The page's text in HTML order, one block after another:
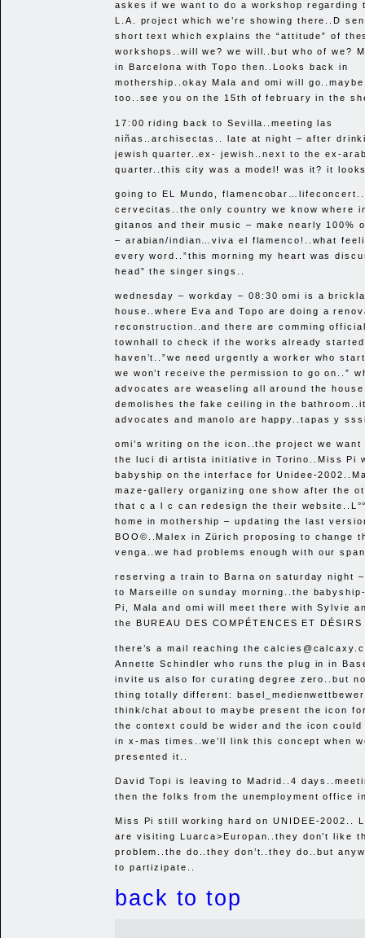
askes if we want to do a workshop regarding
L.A. project which we’re showing there..D
short text which explains the “attitude” of
workshops..will we? we will..but who of we?
in Barcelona with Topo then..Looks back in
mothership..okay Mala and omi will
too..see you on the 15th of february in the
17:00 riding back to Sevilla..meeting las
niñas..archisectas.. late at night – after
jewish quarter..ex- jewish..next to the ex-
quarter..this city was a model! was it? it
going to EL Mundo,
cervecitas..the only country we know where
gitanos and their music – make nearly 100%
– arabian/indian…viva el flamenco!..what
every word..”this morning my heart was
head” the singer sings..
wednesday – workday – 08:30 omi is a
house..where Eva and Topo are doing a
reconstruction..and there are comming
townhall to check if the works already
haven’t..”we need urgently a worker who
we won’t receive the permission to go on..”
advocates are weaseling all around the
demolishes the fake ceiling in the
advocates and manolo are happy..tapas y
omi’s writing on the icon..the project we
the luci di artista initiative in Torino..Miss Pi
babyship on the interface for Unidee-
maze-gallery organizing one show after the
that c a l c can redesign the their
home in mothership – updating the last
BOO ©..Malex in Zürich proposing to change
venga..we had problems enough with our
reserving a train to Barna on saturday night
to Marseille on sunday morning..the
Pi, Mala and omi will meet there with Sylvie
the
BUREAU DES COMP ÉTENCES ET D
there’s a mail reaching the
Annette Schindler who runs the plug in in
invite us also for curating degree zero..but
thing totally different:
think/chat about to maybe present the icon
the context could be wider and the icon
in x-mas times..we’ll link this concept when
presented it..
David Topi is leaving to Madrid..4
then the folks from the unemployment office
Miss Pi still working hard onUNIDEE-2002..
are visiting Luarca>Europan..they don’t like
problem..the do..they don’t..they do..but
to partizipate..
back to top